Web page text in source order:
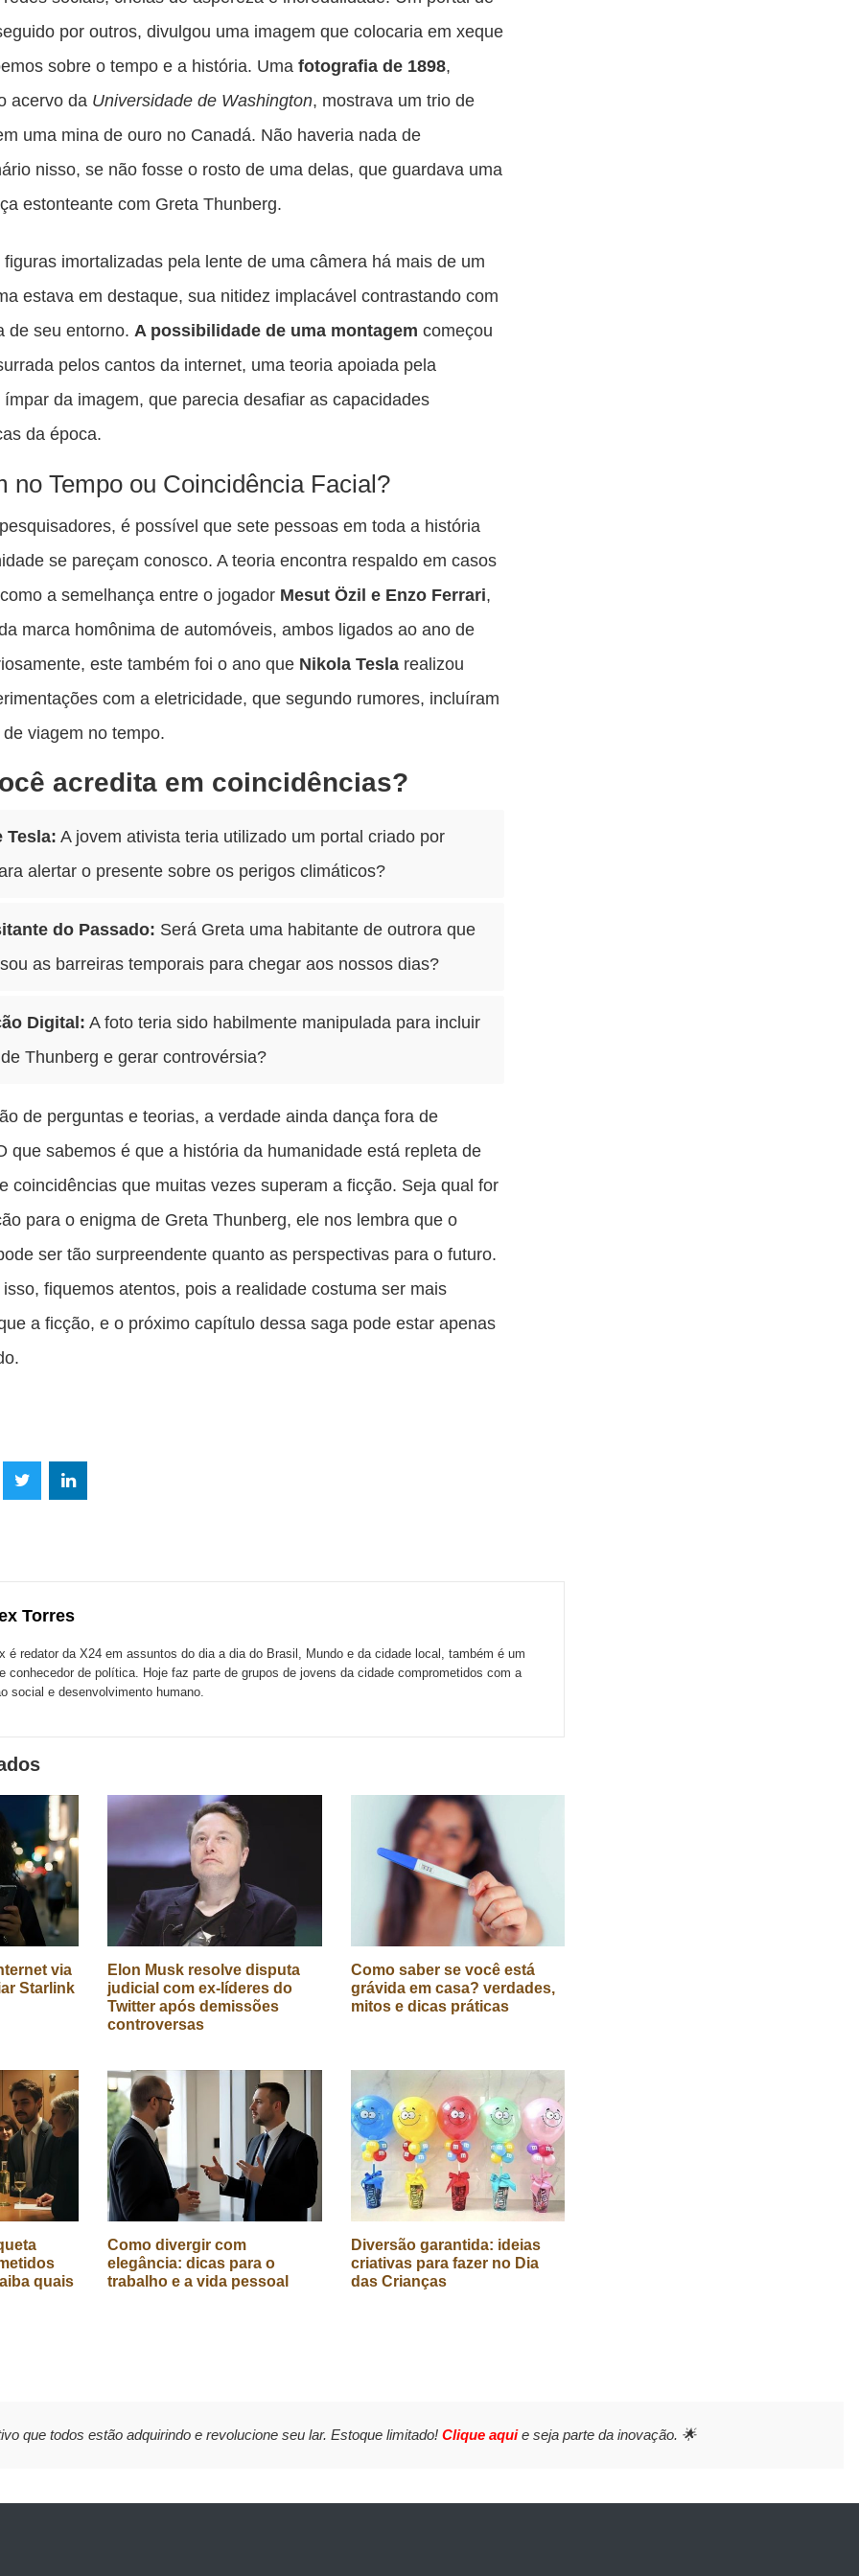
por outros, divulgou uma imagem que colocaria em xeque
sobre o tempo e a história. Umafotografia de 1898,
acervo da Universidade de Washington, mostrava um trio de
uma mina de ouro no Canadá. Não haveria nada de
nisso, se não fosse o rosto de uma delas, que guardava uma
estonteante com Greta Thunberg.
figuras imortalizadas pela lente de uma câmera há mais de um
estava em destaque, sua nitidez implacável contrastando com
de seu entorno. A possibilidade de uma montagem começou
pelos cantos da internet, uma teoria apoiada pela
ímpar da imagem, que parecia desafiar as capacidades
da época.
no Tempo ou Coincidência Facial?
é possível que sete pessoas em toda a história
se pareçam conosco. A teoria encontra respaldo em casos
a semelhança entre o jogador Mesut Özil e Enzo Ferrari,
marca homônima de automóveis, ambos ligados ao ano de
este também foi o ano que Nikola Tesla realizou
com a eletricidade, que segundo rumores, incluíram
viagem no tempo.
acredita em coincidências?
Tesla: A jovem ativista teria utilizado um portal criado por
alertar o presente sobre os perigos climáticos?
do Passado: Será Greta uma habitante de outrora que
as barreiras temporais para chegar aos nossos dias?
Digital: A foto teria sido habilmente manipulada para incluir
Thunberg e gerar controvérsia?
de perguntas e teorias, a verdade ainda dança fora de
que sabemos é que a história da humanidade está repleta de
coincidências que muitas vezes superam a ficção. Seja qual for
para o enigma de Greta Thunberg, ele nos lembra que o
ser tão surpreendente quanto as perspectivas para o futuro.
fiquemos atentos, pois a realidade costuma ser mais
a ficção, e o próximo capítulo dessa saga pode estar apenas
Torres
é redator da X24 em assuntos do dia a dia do Brasil, Mundo e da cidade local, também é um
conhecedor de política. Hoje faz parte de grupos de jovens da cidade comprometidos com a
social e desenvolvimento humano.
via
Starlink
Elon Musk resolve disputa
judicial com ex-líderes do
Twitter após demissões
controversas
Como saber se você está
grávida em casa? verdades,
mitos e dicas práticas
quais
Como divergir com
elegância: dicas para o
trabalho e a vida pessoal
Diversão garantida: ideias
criativas para fazer no Dia
das Crianças
que todos estão adquirindo e revolucione seu lar. Estoque limitado! Clique aquie seja parte da inovação. 🌟